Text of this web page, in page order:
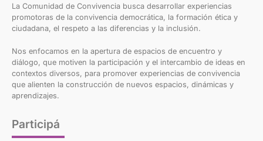
La Comunidad de Convivencia busca desarrollar experiencias
promotoras de la convivencia democrática, la formación ética y
ciudadana, el respeto a las diferencias y la inclusión.
Nos enfocamos en la apertura de espacios de encuentro y
diálogo, que motiven la participación y el intercambio de ideas en
contextos diversos, para promover experiencias de convivencia
que alienten la construcción de nuevos espacios, dinámicas y
aprendizajes.
Participá